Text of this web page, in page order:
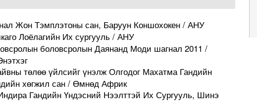
Жон Тэмплэтоны сан, Баруун Коншохокен / АНУ
Лоёлагийн Их сургууль / АНУ
боловсролын Даянанд Моди шагнал 2011 /
төлөө үйлсийг үнэлж Олгодог Махатма Гандийн
хөгжил сан / Өмнөд Африк
Гандийн Үндэсний Нээлттэй Их Сургууль, Шинэ